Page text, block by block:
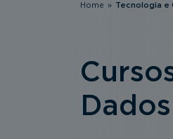
Você
Home » Tecnologia e
Dados